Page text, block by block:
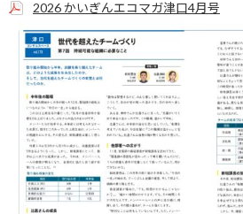
2026 かいぎんエコマガ津口4月号